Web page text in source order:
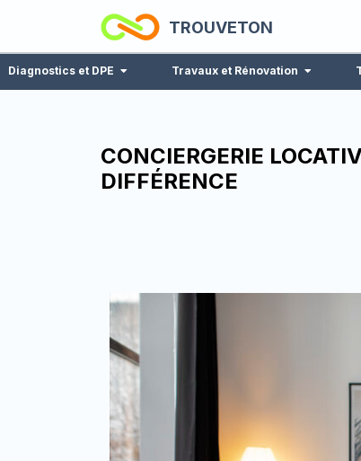
TROUVETON
Diagnostics et DPE Travaux et Rénovation
CONCIERGERIE
DIFFÉRENCE